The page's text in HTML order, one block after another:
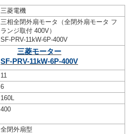
三菱電機
三相全閉外扇モータ（全閉外扇モータ フ
ランジ取付 400V）
SF-PRV-11kW-6P-400V
三菱モーター
SF-PRV-11kW-6P-400V
11
6
160L
400
全閉外扇型